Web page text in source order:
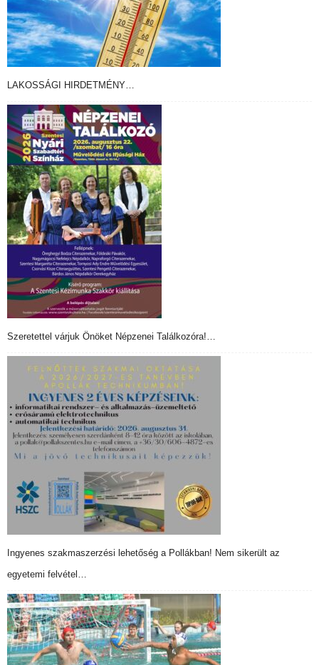
LAKOSSÁGI HIRDETMÉNY…
Szeretettel várjuk Önöket Népzenei Találkozóra!…
Ingyenes szakmaszerzési lehetőség a Pollákban! Nem sikerült az
egyetemi felvétel…